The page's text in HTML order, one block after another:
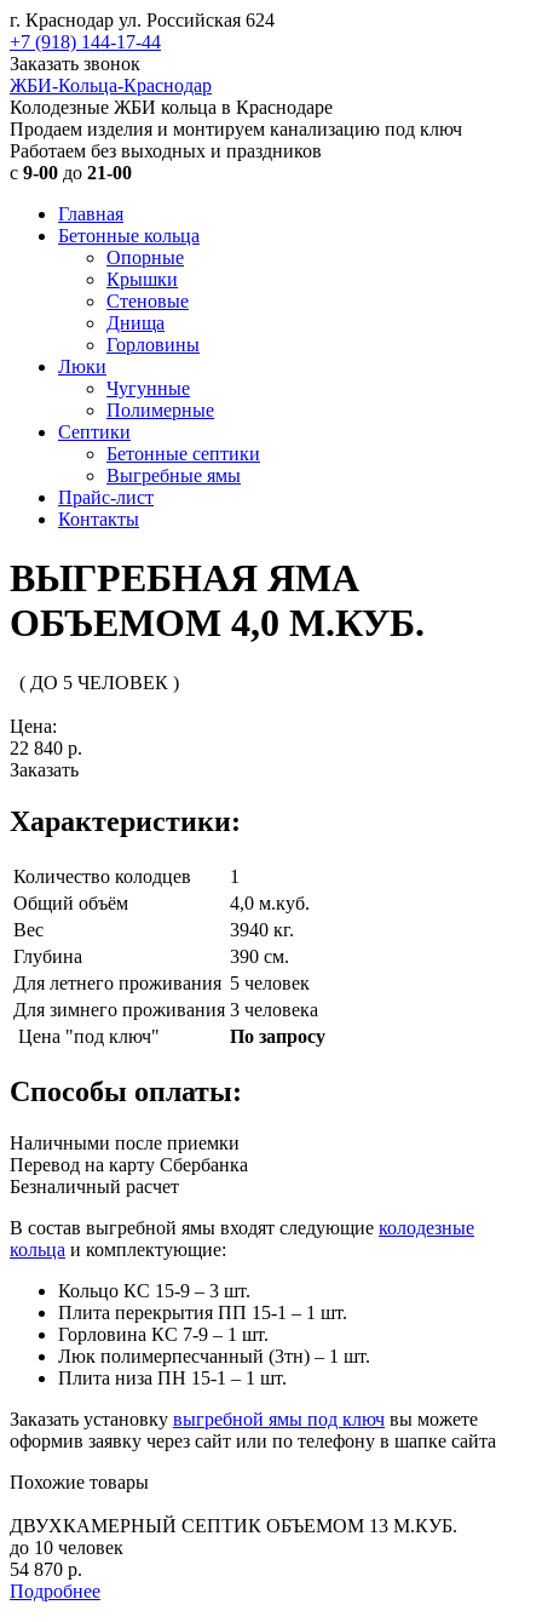
г. Краснодар ул. Российская 624
+7 (918) 144-17-44
Заказать звонок
ЖБИ-Кольца-Краснодар
Колодезные ЖБИ кольца в Краснодаре
Продаем изделия и монтируем канализацию под ключ
Работаем без выходных и праздников
с 9-00 до 21-00
Главная
Бетонные кольца
Опорные
Крышки
Стеновые
Днища
Горловины
Люки
Чугунные
Полимерные
Септики
Бетонные септики
Выгребные ямы
Прайс-лист
Контакты
ВЫГРЕБНАЯ ЯМА
ОБЪЕМОМ 4,0 М.КУБ.
( ДО 5 ЧЕЛОВЕК )
Цена:
22 840 р.
Заказать
Характеристики:
Количество колодцев
1
Общий объём
4,0 м.куб.
Вес
3940 кг.
Глубина
390 см.
Для летнего проживания 5 человек
Для зимнего проживания 3 человека
Цена "под ключ"
По запросу
Способы оплаты:
Наличными после приемки
Перевод на карту Сбербанка
Безналичный расчет
В состав выгребной ямы входят следующие колодезные
кольца и комплектующие:
Кольцо КС 15-9 – 3 шт.
Плита перекрытия ПП 15-1 – 1 шт.
Горловина КС 7-9 – 1 шт.
Люк полимерпесчанный (3тн) – 1 шт.
Плита низа ПН 15-1 – 1 шт.
Заказать установку выгребной ямы под ключ вы можете
оформив заявку через сайт или по телефону в шапке сайта
Похожие товары
ДВУХКАМЕРНЫЙ СЕПТИК ОБЪЕМОМ 13 М.КУБ.
до 10 человек
54 870 р.
Подробнее